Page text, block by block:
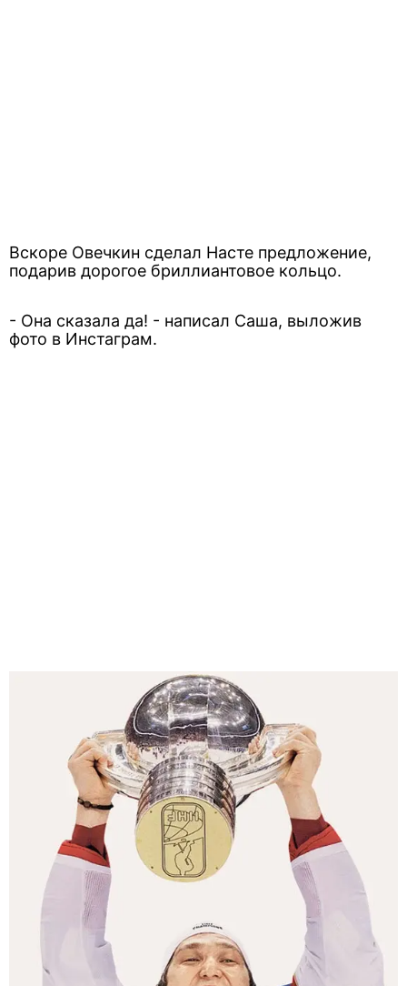
Вскоре Овечкин сделал Насте предложение,
подарив дорогое бриллиантовое кольцо.
- Она сказала да! - написал Саша, выложив
фото в Инстаграм.